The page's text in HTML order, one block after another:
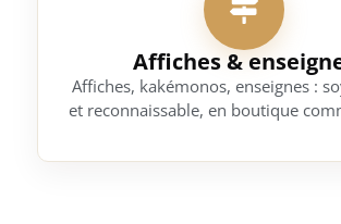
Affiches &
Affiches, kakémonos, enseignes :
et reconnaissable, en boutique